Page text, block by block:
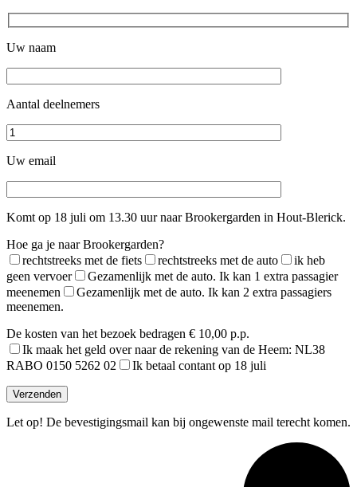
Uw naam
Aantal deelnemers
Uw email
Komt op 18 juli om 13.30 uur naar Brookergarden in Hout-Blerick.
Hoe ga je naar Brookergarden?
rechtstreeks met de fiets
rechtstreeks met de auto
ik heb
geen vervoer
Gezamenlijk met de auto. Ik kan 1 extra passagier
meenemen
Gezamenlijk met de auto. Ik kan 2 extra passagiers
meenemen.
De kosten van het bezoek bedragen € 10,00 p.p.
Ik maak het geld over naar de rekening van de Heem: NL38
RABO 0150 5262 02
Ik betaal contant op 18 juli
Gelieve dit veld leeg te laten.
Let op! De bevestigingsmail kan bij ongewenste mail terecht komen.